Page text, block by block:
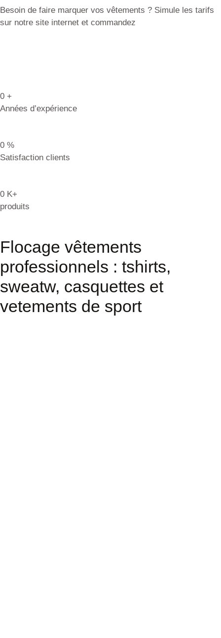
Besoin de faire marquer vos vêtements ? Simule les tarifs
sur notre site internet et commandez
0 +
Années d’expérience
0 %
Satisfaction clients
0 K+
produits
Flocage vêtements
professionnels : tshirts,
sweatw, casquettes et
vetements de sport